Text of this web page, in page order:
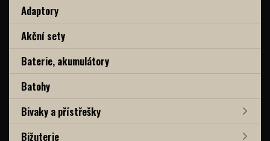
Adaptory
Akční sety
Baterie, akumulátory
Batohy
Bivaky a přístřešky
Bižuterie